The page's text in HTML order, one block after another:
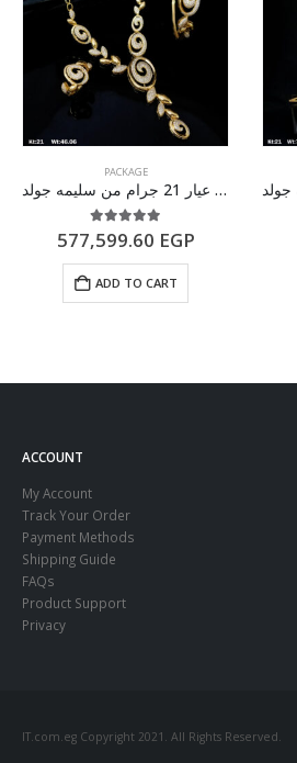
PACKAGE
طقم كامل ذهب عيار 21 جرام من سليمه جولد
5.00out of 5
577,599.60 EGP
ADD TO CART
ACCOUNT
My Account
Track Your Order
Payment Methods
Shipping Guide
FAQs
Product Support
Privacy
IT.com.eg Copyright 2021. All Rights Reserved.